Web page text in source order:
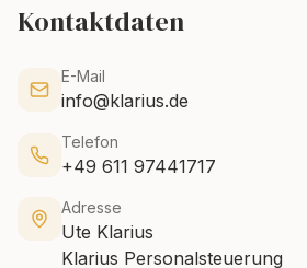
Kontaktdaten
E-Mail
info@klarius.de
Telefon
+49 611 97441717
Adresse
Ute Klarius
Klarius Personalsteuerung